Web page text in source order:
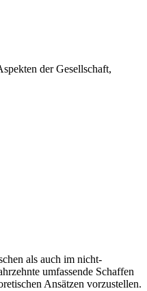
der Gesellschaft,
als auch im nicht-
umfassende Schaffen
Ansätzen vorzustellen.